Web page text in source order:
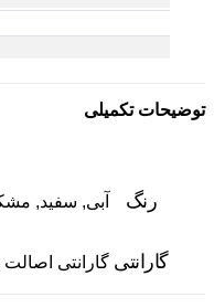
توضیحات تکمیلی
رنگ آبی, سفید,
گارانتی گارانتی اصالت و